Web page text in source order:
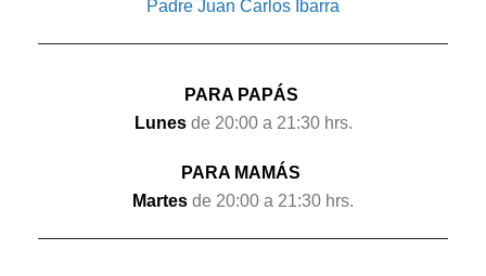
Padre Juan Carlos Ibarra
PARA PAPÁS
Lunesde 20:00 a 21:30 hrs.
PARA MAMÁS
Martes de 20:00 a 21:30 hrs.